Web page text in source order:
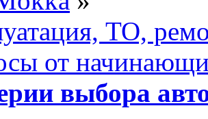
ТО,
от
выбора